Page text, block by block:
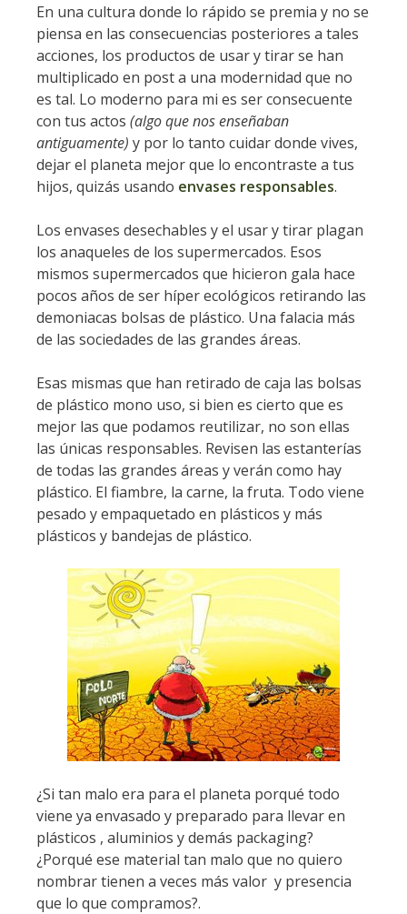
En una cultura donde lo rápido se premia y no se
piensa en las consecuencias posteriores a tales
acciones, los productos de usar y tirar se han
multiplicado en post a una modernidad que no
es tal. Lo moderno para mi es ser consecuente
con tus actos (algo que nos enseñaban
antiguamente) y por lo tanto cuidar donde vives,
dejar el planeta mejor que lo encontraste a tus
hijos, quizás usando envases responsables.
Los envases desechables y el usar y tirar plagan
los anaqueles de los supermercados. Esos
mismos supermercados que hicieron gala hace
pocos años de ser híper ecológicos retirando las
demoniacas bolsas de plástico. Una falacia más
de las sociedades de las grandes áreas.
Esas mismas que han retirado de caja las bolsas
de plástico mono uso, si bien es cierto que es
mejor las que podamos reutilizar, no son ellas
las únicas responsables. Revisen las estanterías
de todas las grandes áreas y verán como hay
plástico. El fiambre, la carne, la fruta. Todo viene
pesado y empaquetado en plásticos y más
plásticos y bandejas de plástico.
¿Si tan malo era para el planeta porqué todo
viene ya envasado y preparado para llevar en
plásticos , aluminios y demás packaging?
¿Porqué ese material tan malo que no quiero
nombrar tienen a veces más valor y presencia
que lo que compramos?.